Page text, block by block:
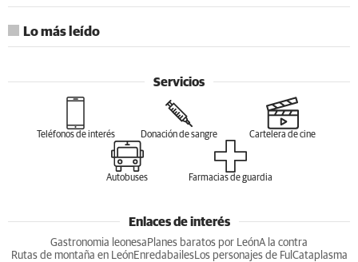
Lo más leído
Servicios
Teléfonos de interés Donación de sangre Cartelera de cine
Autobuses Farmacias de guardia
Enlaces de interés
Gastronomia leonesa Planes baratos por LeónA la contra
Rutas de montaña en LeónEnredabailesLos personajes de Ful Cataplasma